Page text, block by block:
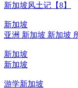
新加坡风土记【8】
新加坡
亚洲 新加坡 新加坡
新加坡
新加坡
游学新加坡